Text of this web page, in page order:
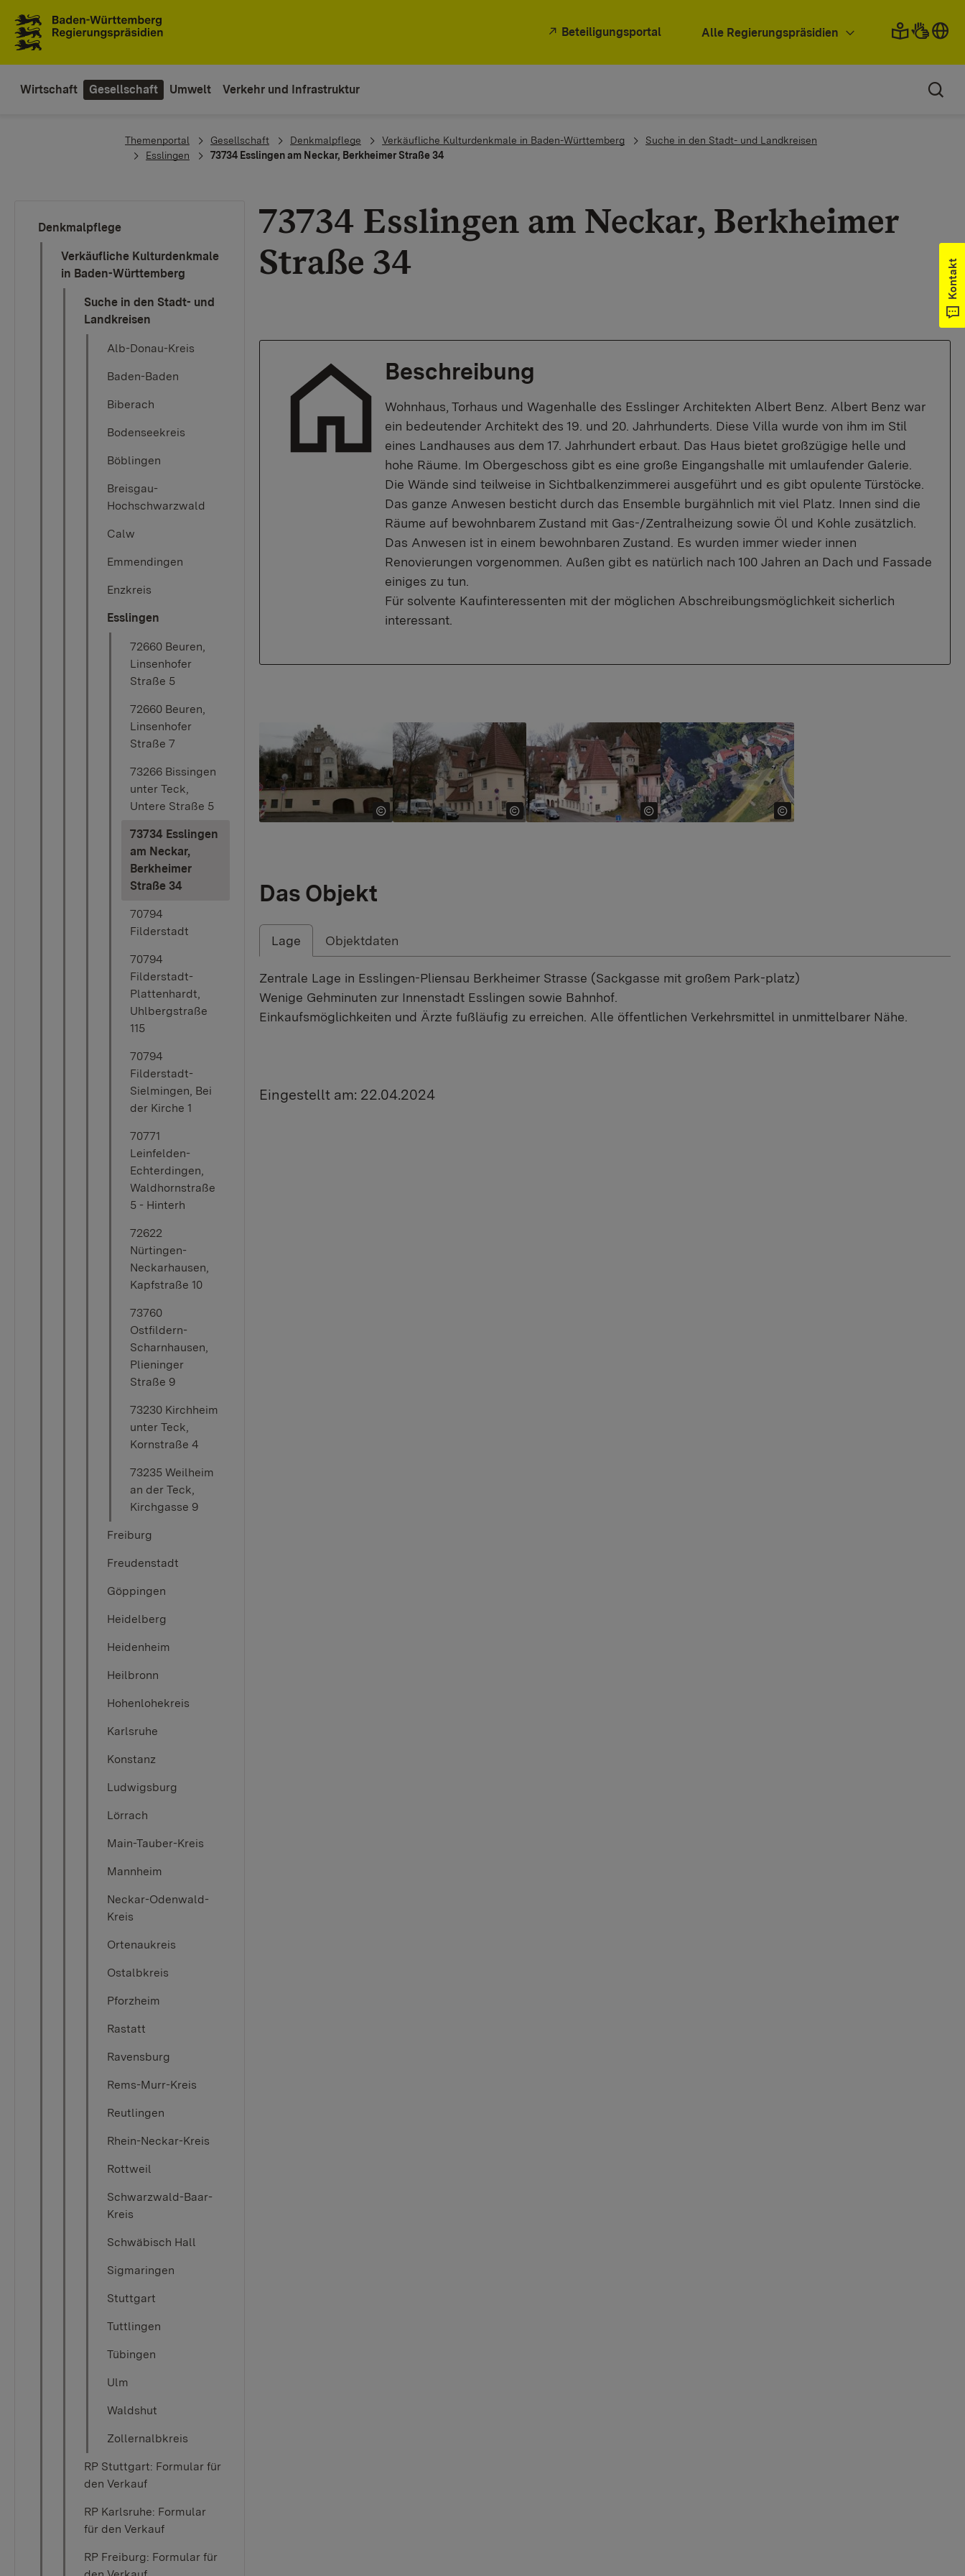
Beteiligungsportal Alle Regierungspräsidien
Wirtschaft Gesellschaft Umwelt Verkehr und Infrastruktur
You are here:
Themenportal Gesellschaft Denkmalpflege Verkäufliche Kulturdenkmale in Baden-Württemberg
Suche in den Stadt- und Landkreisen
Esslingen
73734 Esslingen am Neckar, Berkheimer Straße 34
Denkmalpflege
Verkäufliche Kulturdenkmale
in Baden-Württemberg
Suche in den Stadt- und
Landkreisen
Alb-Donau-Kreis
Baden-Baden
Biberach
Bodenseekreis
Böblingen
Breisgau-
Hochschwarzwald
Calw
Emmendingen
Enzkreis
Esslingen
72660 Beuren,
Linsenhofer
Straße 5
72660 Beuren,
Linsenhofer
Straße 7
73266 Bissingen
unter Teck,
Untere Straße 5
73734 Esslingen
am Neckar,
Berkheimer
Straße 34
70794
Filderstadt
70794
Filderstadt-
Plattenhardt,
Uhlbergstraße
115
70794
Filderstadt-
Sielmingen, Bei
der Kirche 1
70771
Leinfelden-
Echterdingen,
Waldhornstraße
5 - Hinterh
72622
Nürtingen-
Neckarhausen,
Kapfstraße 10
73760
Ostfildern-
Scharnhausen,
Plieninger
Straße 9
73230 Kirchheim
unter Teck,
Kornstraße 4
73235 Weilheim
an der Teck,
Kirchgasse 9
Freiburg
Freudenstadt
Göppingen
Heidelberg
Heidenheim
Heilbronn
Hohenlohekreis
Karlsruhe
Konstanz
Ludwigsburg
Lörrach
Main-Tauber-Kreis
Mannheim
Neckar-Odenwald-
Kreis
Ortenaukreis
Ostalbkreis
Pforzheim
Rastatt
Ravensburg
Rems-Murr-Kreis
Reutlingen
Rhein-Neckar-Kreis
Rottweil
Schwarzwald-Baar-
Kreis
Schwäbisch Hall
Sigmaringen
Stuttgart
Tuttlingen
Tübingen​​​​
Ulm
Waldshut
Zollernalbkreis
RP Stuttgart: Formular für
den Verkauf
RP Karlsruhe: Formular
für den Verkauf
RP Freiburg: Formular für
73734 Esslingen am Neckar, Berkheimer
Straße 34
Beschreibung
Wohnhaus, Torhaus und Wagenhalle des Esslinger Architekten Albert Benz. Albert Benz war
ein bedeutender Architekt des 19. und 20. Jahrhunderts. Diese Villa wurde von ihm im Stil
eines Landhauses aus dem 17. Jahrhundert erbaut. Das Haus bietet großzügige helle und
hohe Räume. Im Obergeschoss gibt es eine große Eingangshalle mit umlaufender Galerie.
Die Wände sind teilweise in Sichtbalkenzimmerei ausgeführt und es gibt opulente Türstöcke.
Das ganze Anwesen besticht durch das Ensemble burgähnlich mit viel Platz. Innen sind die
Räume auf bewohnbarem Zustand mit Gas-/Zentralheizung sowie Öl und Kohle zusätzlich.
Das Anwesen ist in einem bewohnbaren Zustand. Es wurden immer wieder innen
Renovierungen vorgenommen. Außen gibt es natürlich nach 100 Jahren an Dach und Fassade
einiges zu tun.
Für solvente Kaufinteressenten mit der möglichen Abschreibungsmöglichkeit sicherlich
interessant.
Show larger version for:Show larger version for: Show larger version for:Show larger version for:
Das Objekt
Lage Objektdaten
Zentrale Lage in Esslingen-Pliensau Berkheimer Strasse (Sackgasse mit großem Park-platz)
Wenige Gehminuten zur Innenstadt Esslingen sowie Bahnhof.
Einkaufsmöglichkeiten und Ärzte fußläufig zu erreichen. Alle öffentlichen Verkehrsmittel in unmittelbarer Nähe.
Eingestellt am: 22.04.2024
Kontakt